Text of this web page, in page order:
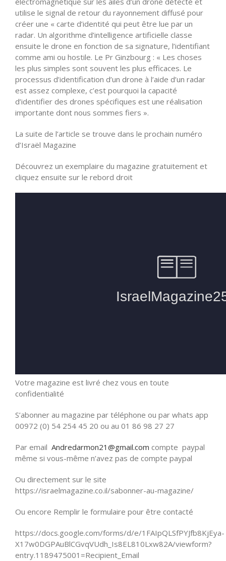
utilise le signal de retour du rayonnement diffusé pour
créer une « carte d’identité qui peut être lue par un
radar. Un algorithme d’intelligence artificielle classe
ensuite le drone en fonction de sa signature, l’identifiant
comme ami ou hostile. Le Pr Ginzbourg : « Les choses
les plus simples sont souvent les plus efficaces. Le
processus d’identification d’un drone à l’aide d’un radar
est assez complexe, c’est pourquoi la capacité
d’identifier des drones spécifiques est une réalisation
importante dont nous sommes fiers ».
La suite de l’article se trouve dans le prochain numéro
d’Israël Magazine
Découvrez un exemplaire du magazine gratuitement et
cliquez ensuite sur le rebord droit
Votre magazine est livré chez vous en toute
confidentialité
S’abonner au magazine par téléphone ou par whats app
00972 (0) 54 254 45 20 ou au 01 86 98 27 27
Par email Andredarmon21@gmail.com compte paypal
même si vous-même n’avez pas de compte paypal
Ou directement sur le site
https://israelmagazine.co.il/sabonner-au-magazine/
Ou encore Remplir le formulaire pour être contacté
https://docs.google.com/forms/d/e/1FAIpQLSfPYJfb8KjEya-
X17w0DGPAuBlCGvqVUdh_Is8EL810Lxw82A/viewform?
entry.1189475001=Recipient_Email